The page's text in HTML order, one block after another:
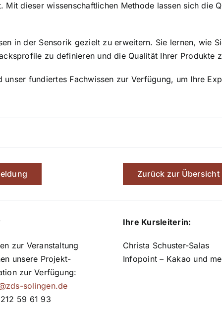
dieser wissenschaftlichen Methode lassen sich die
in der Sensorik gezielt zu erweitern. Sie lernen, wie
zu definieren und die Qualität Ihrer Produkte
fundiertes Fachwissen zur Verfügung, um Ihre
Zurück zur Übersicht
zur Veranstaltung
unsere Projekt-
zur Verfügung:
solingen.de
59 61 93
Ihre Kursleiterin:
Christa Schuster-Salas
Infopoint – Kakao und